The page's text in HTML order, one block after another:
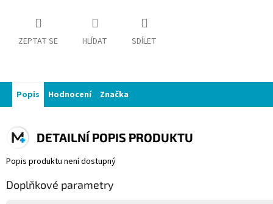
ZEPTAT SE HLÍDAT SDÍLET
Popis Hodnocení Značka
DETAILNÍ POPIS PRODUKTU
Popis produktu není dostupný
Doplňkové parametry